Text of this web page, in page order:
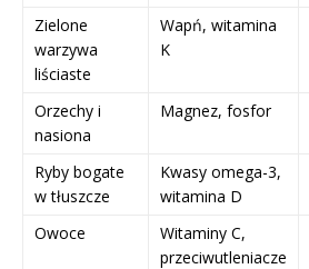
Zielone
warzywa
liściaste
Wapń, witamina
K
Orzechy i
nasiona
Magnez, fosfor
Ryby bogate
w tłuszcze
Kwasy omega-3,
witamina D
Owoce
Witaminy C,
przeciwutleniacze